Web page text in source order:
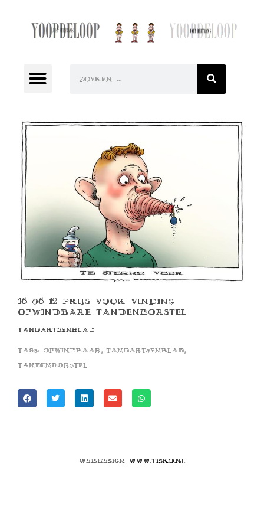
16-06-12 PRIJS VOOR VINDING
OPWINDBARE TANDENBORSTEL
TANDARTSENBLAD
Tags: opwindbaar, tandartsenblad,
tandenborstel
Webdesign www.tisko.nl